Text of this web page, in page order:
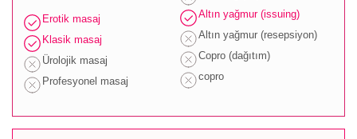
Erotik masaj
Klasik masaj
Ürolojik masaj
Profesyonel masaj
Altın yağmur (issuing)
Altın yağmur (resepsiyon)
Copro (dağıtım)
copro